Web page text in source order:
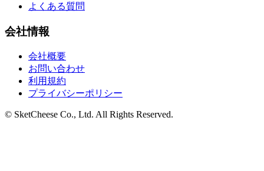
よくある質問
会社情報
会社概要
お問い合わせ
利用規約
プライバシーポリシー
© SketCheese Co., Ltd. All Rights Reserved.